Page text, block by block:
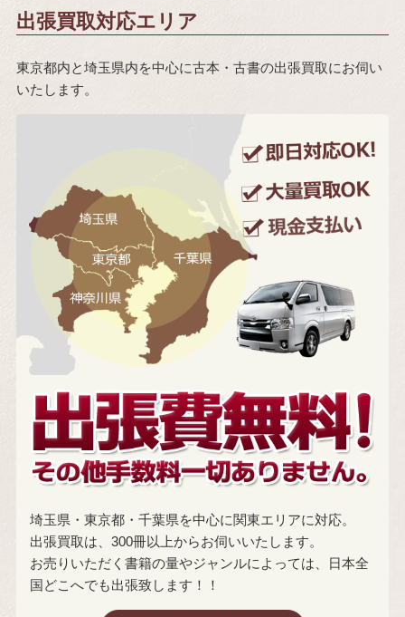
出張買取対応エリア
東京都内と埼玉県内を中心に古本・古書の出張買取にお伺い
いたします。
埼玉県・東京都・千葉県を中心に関東エリアに対応。
出張買取は、300冊以上からお伺いいたします。
お売りいただく書籍の量やジャンルによっては、日本全
国どこへでも出張致します！！